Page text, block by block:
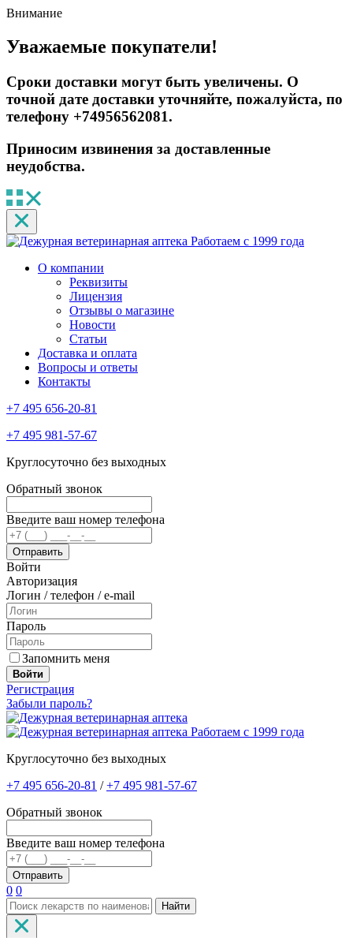
Внимание
Уважаемые покупатели!
Сроки доставки могут быть увеличены. О
точной дате доставки уточняйте, пожалуйста, по
телефону +74956562081.
Приносим извинения за доставленные
неудобства.
Работаем с 1999 года
О компании
Реквизиты
Лицензия
Отзывы о магазине
Новости
Статьи
Доставка и оплата
Вопросы и ответы
Контакты
+7 495 656-20-81
+7 495 981-57-67
Круглосуточно без выходных
Обратный звонок
Введите ваш номер телефона
Войти
Авторизация
Логин / телефон / e-mail
Пароль
Запомнить меня
Войти
Регистрация
Забыли пароль?
Работаем с 1999 года
Круглосуточно без выходных
+7 495 656-20-81 /+7 495 981-57-67
Обратный звонок
Введите ваш номер телефона
0 0
Найти